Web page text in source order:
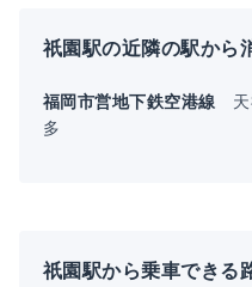
祇園駅の近隣の駅から
福岡市営地下鉄空港線
多
祇園駅から乗車できる